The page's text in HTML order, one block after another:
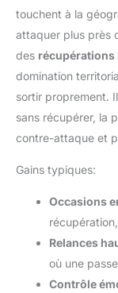
touchent à la
attaquer plus près
des récupérations
domination
sortir proprement.
sans récupérer, la
contre-attaque et
Gains typiques:
Occasions
Relances
où une
Contrôle